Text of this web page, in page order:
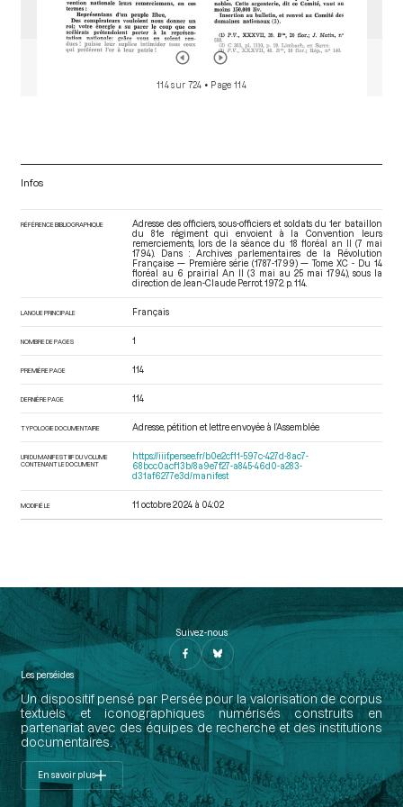
114 sur 724 • Page 114
Infos
RÉFÉRENCE BIBLIOGRAPHIQUE
Adresse des officiers, sous-officiers et soldats du 1er bataillon
du 81e régiment qui envoient à la Convention leurs
remerciements, lors de la séance du 18 floréal an II (7 mai
1794). Dans : Archives parlementaires de la Révolution
Française — Première série (1787-1799) — Tome XC - Du 14
floréal au 6 prairial An II (3 mai au 25 mai 1794), sous la
direction de Jean-Claude Perrot. 1972. p. 114.
LANGUE PRINCIPALE Français
NOMBRE DE PAGES 1
PREMIÈRE PAGE 114
DERNIÈRE PAGE 114
TYPOLOGIE DOCUMENTAIRE Adresse, pétition et lettre envoyée à l’Assemblée
URI DU MANIFEST IIIF DU VOLUME
CONTENANT LE DOCUMENT
https://iiif.persee.fr/b0e2cf11-597c-427d-8ac7-
68bcc0acf13b/8a9e7f27-a845-46d0-a283-
d31af6277e3d/manifest
MODIFIÉ LE 11 octobre 2024 à 04:02
Suivez-nous
Les perséides
Un dispositif pensé par Persée pour la valorisation de corpus
textuels et iconographiques numérisés construits en
partenariat avec des équipes de recherche et des institutions
documentaires.
En savoir plus